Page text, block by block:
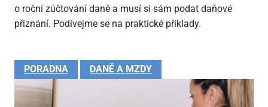
o roční zúčtování daně a musí si sám podat daňové
přiznání. Podívejme se na praktické příklady.
PORADNA DANĚ A MZDY